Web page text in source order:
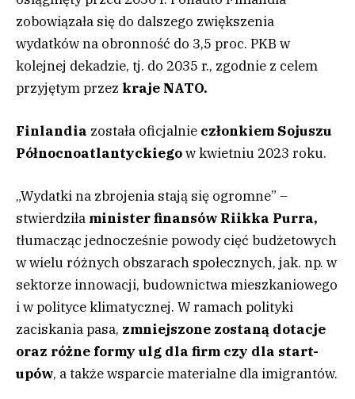
zobowiązała się do dalszego zwiększenia
wydatków na obronność do 3,5 proc. PKB w
kolejnej dekadzie, tj. do 2035 r., zgodnie z celem
przyjętym przez kraje NATO.
Finlandia została oficjalnie członkiem Sojuszu
Północnoatlantyckiegow kwietniu 2023 roku.
„Wydatki na zbrojenia stają się ogromne” –
stwierdziła minister finansów Riikka Purra,
tłumacząc jednocześnie powody cięć budżetowych
w wielu różnych obszarach społecznych, jak. np. w
sektorze innowacji, budownictwa mieszkaniowego
i w polityce klimatycznej. W ramach polityki
zaciskania pasa, zmniejszone zostaną dotacje
oraz różne formy ulg dla firm czy dla start-
upów, a także wsparcie materialne dla imigrantów.